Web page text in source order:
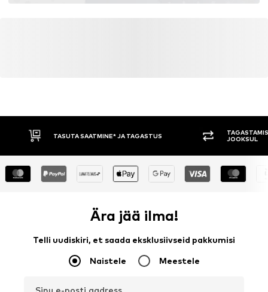
TASUTA SAATMINE* JA TAGASTUS
JOOKSUL
Ära jää ilma!
Telli uudiskiri, et saada eksklusiivseid pakkumisi
Naistele Meestele